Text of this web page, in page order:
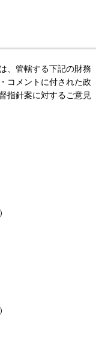
、管轄する下記の財務
コメントに付された政
指針案に対するご意見